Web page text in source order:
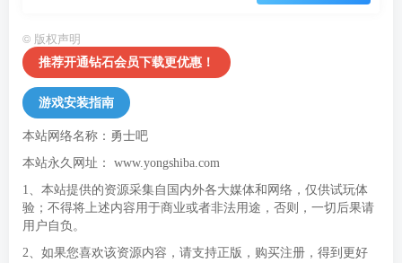
© 版权声明
推荐开通钻石会员下载更优惠！
游戏安装指南
本站网络名称：勇士吧
本站永久网址： www.yongshiba.com
1、本站提供的资源采集自国内外各大媒体和网络，仅供试玩体
验；不得将上述内容用于商业或者非法用途，否则，一切后果请
用户自负。
2、如果您喜欢该资源内容，请支持正版，购买注册，得到更好